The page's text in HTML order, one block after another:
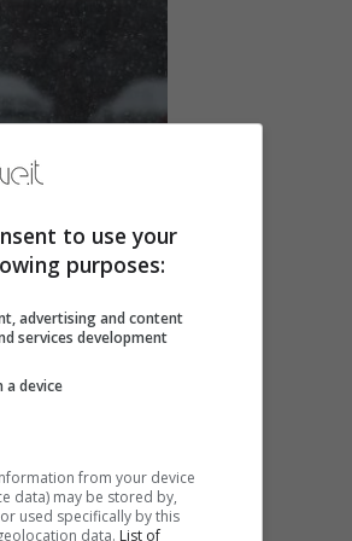
to use your
purposes:
advertising and content
services development
device
from your device
data) may be stored by,
used specifically by this
data. List of